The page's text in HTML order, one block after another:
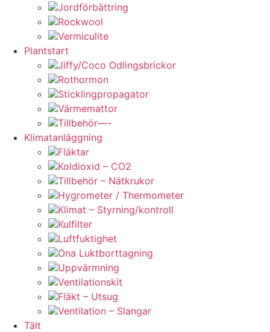
Jordförbättring
Rockwool
Vermiculite
Plantstart
Jiffy/Coco Odlingsbrickor
Rothormon
Sticklingpropagator
Värmemattor
Tillbehör—-
Klimatanläggning
Fläktar
Koldioxid – CO2
Tillbehör – Nätkrukor
Hygrometer / Thermometer
Klimat – Styrning/kontroll
Kulfilter
Luftfuktighet
Ona Luktborttagning
Uppvärmning
Ventilationskit
Fläkt – Utsug
Ventilation – Slangar
Tält